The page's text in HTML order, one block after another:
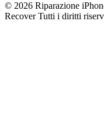
© 2026 Riparazione
Recover Tutti i diritti